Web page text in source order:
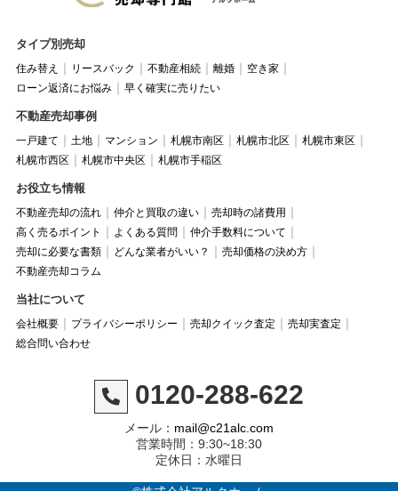
タイプ別売却
住み替え リースバック 不動産相続 離婚
空き家
ローン返済にお悩み
早く確実に売りたい
不動産売却事例
一戸建て 土地 マンション 札幌市南区 札幌市北区
札幌市東区
札幌市西区
札幌市中央区 札幌市手稲区
お役立ち情報
不動産売却の流れ 仲介と買取の違い
売却時の諸費用
高く売るポイント
よくある質問
仲介手数料について
売却に必要な書類
どんな業者がいい？
売却価格の決め方
不動産売却コラム
当社について
会社概要 プライバシーポリシー 売却クイック査定
売却実査定
総合問い合わせ
0120-288-622
メール： mail@c21alc.com
営業時間：9:30~18:30
定休日：水曜日